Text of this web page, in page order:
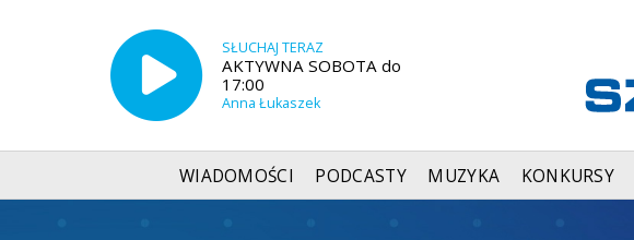
SŁUCHAJ TERAZ
AKTYWNA SOBOTA do
17:00
Anna Łukaszek
WIADOMOŚCI PODCASTY MUZYKA KONKURSY